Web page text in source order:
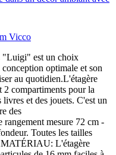
Vicco
"Luigi" est un choix
optimale et son
au quotidien.L'étagère
2 compartiments pour la
et des jouets. C'est un
des
mesure 72 cm -
Toutes les tailles
L'étagère